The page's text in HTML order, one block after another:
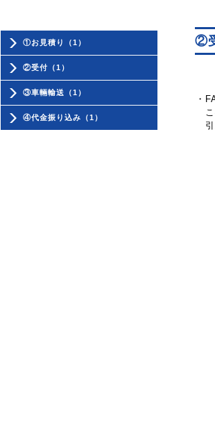
①お見積り（1）
②受付（1）
③車輛輸送（1）
④代金振り込み（1）
②
・
こ
引